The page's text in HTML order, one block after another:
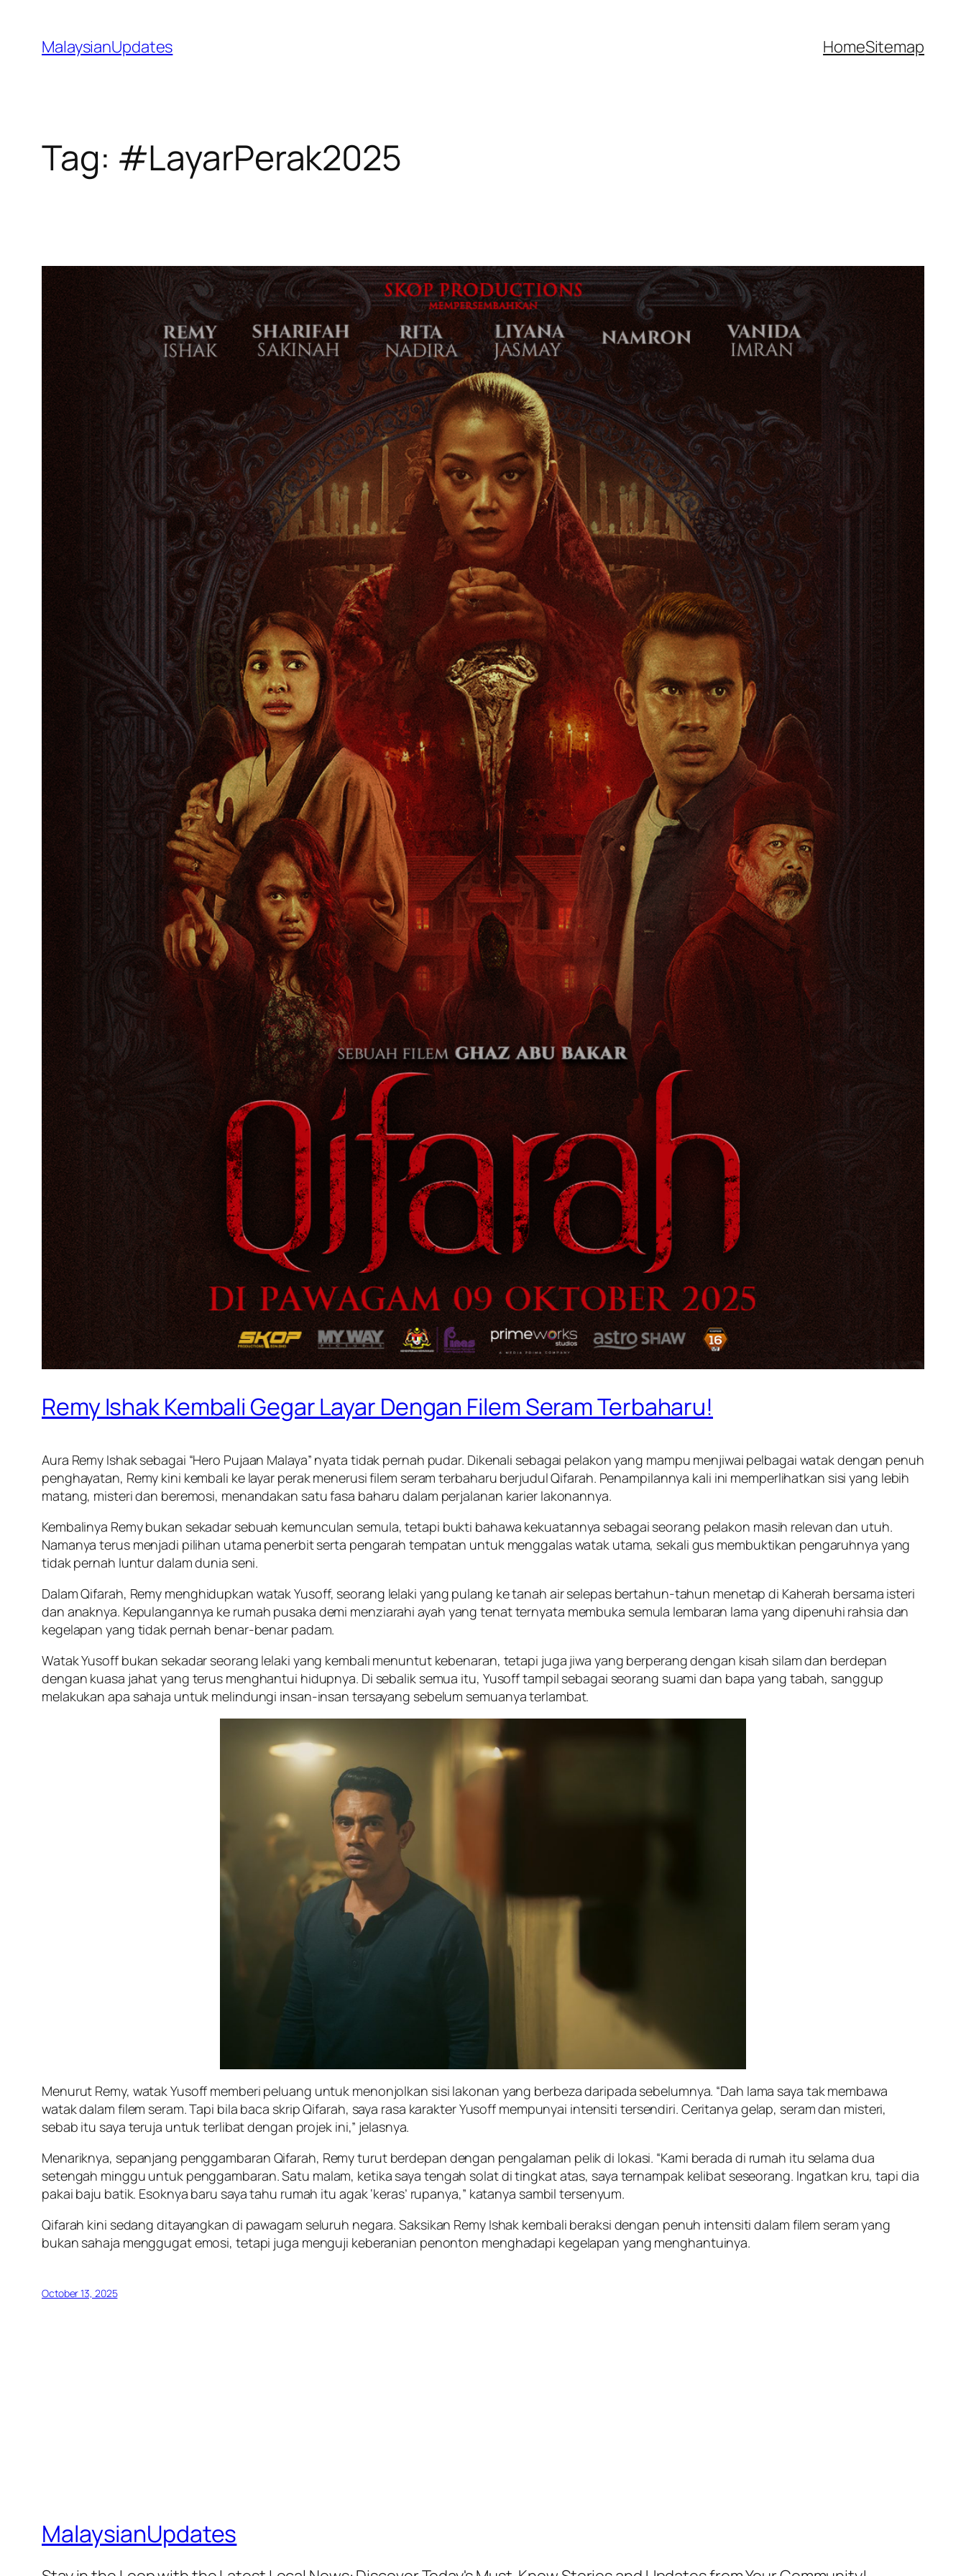
content
MalaysianUpdates HomeSitemap
Tag: #LayarPerak2025
Remy Ishak Kembali Gegar Layar Dengan Filem Seram Terbaharu!
Aura Remy Ishak sebagai “Hero Pujaan Malaya” nyata tidak pernah pudar. Dikenali sebagai pelakon yang mampu menjiwai pelbagai watak dengan penuh
penghayatan, Remy kini kembali ke layar perak menerusi filem seram terbaharu berjudulQifarah. Penampilannya kali ini memperlihatkan sisi yang lebih
matang, misteri dan beremosi, menandakan satu fasa baharu dalam perjalanan karier lakonannya.
Kembalinya Remy bukan sekadar sebuah kemunculan semula, tetapi bukti bahawa kekuatannya sebagai seorang pelakon masih relevan dan utuh.
Namanya terus menjadi pilihan utama penerbit serta pengarah tempatan untuk menggalas watak utama, sekali gus membuktikan pengaruhnya yang
tidak pernah luntur dalam dunia seni.
DalamQifarah, Remy menghidupkan watak Yusoff, seorang lelaki yang pulang ke tanah air selepas bertahun-tahun menetap di Kaherah bersama isteri
dan anaknya. Kepulangannya ke rumah pusaka demi menziarahi ayah yang tenat ternyata membuka semula lembaran lama yang dipenuhi rahsia dan
kegelapan yang tidak pernah benar-benar padam.
Watak Yusoff bukan sekadar seorang lelaki yang kembali menuntut kebenaran, tetapi juga jiwa yang berperang dengan kisah silam dan berdepan
dengan kuasa jahat yang terus menghantui hidupnya. Di sebalik semua itu, Yusoff tampil sebagai seorang suami dan bapa yang tabah, sanggup
melakukan apa sahaja untuk melindungi insan-insan tersayang sebelum semuanya terlambat.
Menurut Remy, watak Yusoff memberi peluang untuk menonjolkan sisi lakonan yang berbeza daripada sebelumnya. “Dah lama saya tak membawa
watak dalam filem seram. Tapi bila baca skripQifarah, saya rasa karakter Yusoff mempunyai intensiti tersendiri. Ceritanya gelap, seram dan misteri,
sebab itu saya teruja untuk terlibat dengan projek ini,” jelasnya.
Menariknya, sepanjang penggambaran Qifarah, Remy turut berdepan dengan pengalaman pelik di lokasi. “Kami berada di rumah itu selama dua
setengah minggu untuk penggambaran. Satu malam, ketika saya tengah solat di tingkat atas, saya ternampak kelibat seseorang. Ingatkan kru, tapi dia
pakai baju batik. Esoknya baru saya tahu rumah itu agak ‘keras’ rupanya,” katanya sambil tersenyum.
Qifarah kini sedang ditayangkan di pawagam seluruh negara. Saksikan Remy Ishak kembali beraksi dengan penuh intensiti dalam filem seram yang
bukan sahaja menggugat emosi, tetapi juga menguji keberanian penonton menghadapi kegelapan yang menghantuinya.
October 13, 2025
MalaysianUpdates